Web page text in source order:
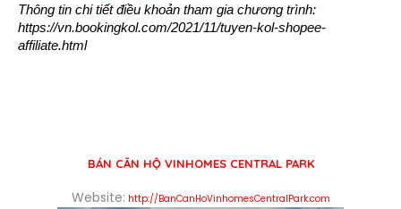
Thông tin chi tiết điều khoản tham gia chương trình:
https://vn.bookingkol.com/2021/11/tuyen-kol-shopee-
affiliate.html
BÁN CĂN HỘ VINHOMES CENTRAL PARK
Website: http://BanCanHoVinhomesCentralPark.com